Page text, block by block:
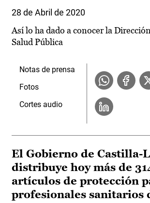
28 de Abril de 2020
Así lo ha dado a conocer la
Salud Pública
Notas de prensa
Fotos
Cortes audio
El Gobierno de Castilla-
distribuye hoy más de
artículos de protección
profesionales sanitarios